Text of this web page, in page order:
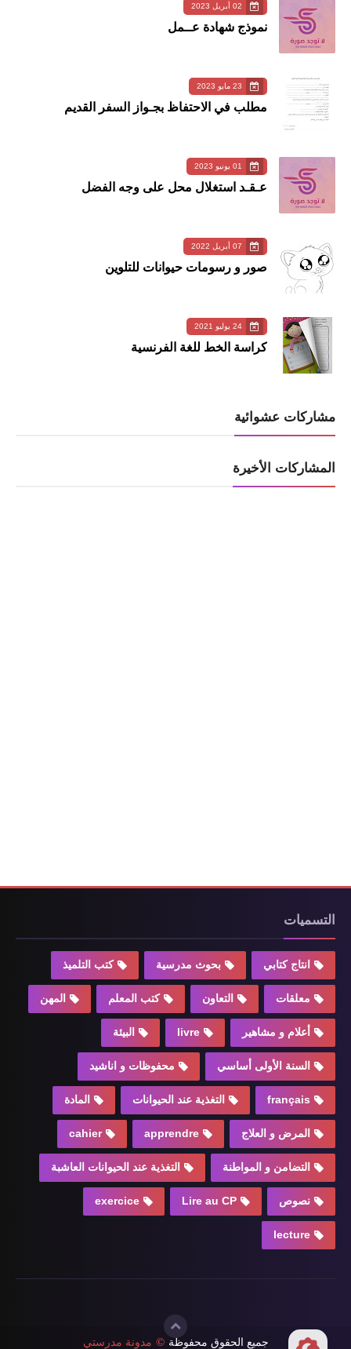
02 أبريل 2023
نموذج شهادة عــمل
23 مايو 2023
مطلب في الاحتفاظ بجـواز السفر القديم
01 يونيو 2023
عـقـد استغلال محل على وجه الفضل
07 أبريل 2022
صور و رسومات حيوانات للتلوين
24 يوليو 2021
كراسة الخط للغة الفرنسية
مشاركات عشوائية
المشاركات الأخيرة
التسميات
انتاج كتابي بحوث مدرسية كتب التلميذ
معلقات التعاون كتب المعلم المهن
أعلام و مشاهير livre البيئة
السنة الأولى أساسي محفوظات و اناشيد
français التغذية عند الحيوانات المادة
المرض و العلاج apprendre
cahier
التضامن و المواطنة التغذية عند الحيوانات العاشبة
نصوص Lire au CP
exercice
lecture
جميع الحقوق محفوظة © مدونة مدرستي